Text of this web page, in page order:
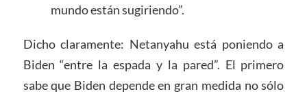
mundo están sugiriendo”.
Dicho claramente: Netanyahu está poniendo a
Biden “entre la espada y la pared”. El primero
sabe que Biden depende en gran medida no sólo